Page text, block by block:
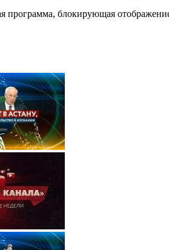
операции
программа, блокирующая